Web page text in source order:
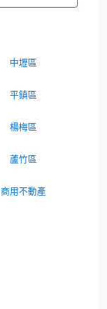
中壢區
平鎮區
楊梅區
蘆竹區
商用不動產